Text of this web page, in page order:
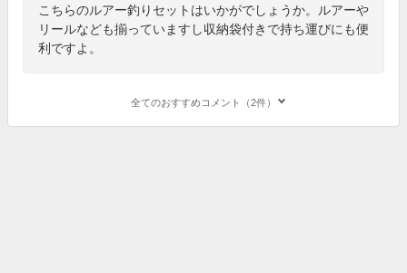
こちらのルアー釣りセットはいかがでしょうか。ルアーや
リールなども揃っていますし収納袋付きで持ち運びにも便
利ですよ。
全てのおすすめコメント（2件）